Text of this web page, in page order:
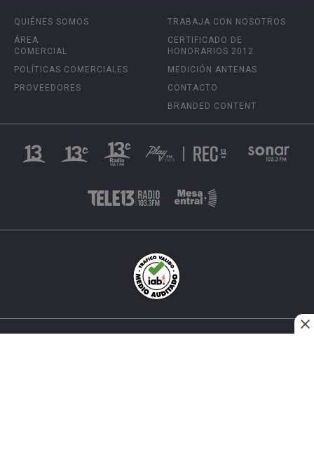
QUIÉNES SOMOS
ÁREA
COMERCIAL
POLÍTICAS COMERCIALES
PROVEEDORES
TRABAJA CON NOSOTROS
CERTIFICADO DE
HONORARIOS 2012
MEDICIÓN ANTENAS
CONTACTO
BRANDED CONTENT